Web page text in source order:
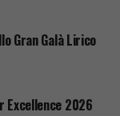
Gran Galà Lirico
Excellence 2026